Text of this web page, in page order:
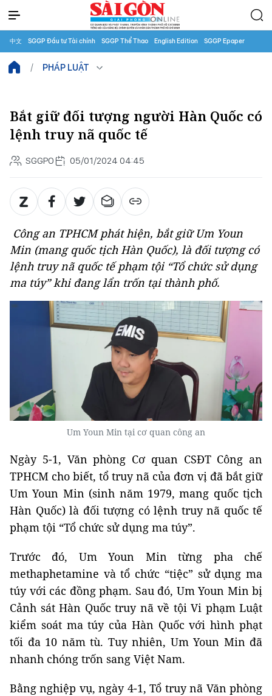
中文 SGGP Đầu tư Tài chính SGGP Thể Thao English Edition SGGP Epaper
PHÁP LUẬT
Bắt giữ đối tượng người Hàn Quốc có
lệnh truy nã quốc tế
SGGPO 05/01/2024 04:45
Công an TPHCM phát hiện, bắt giữ Um Youn
Min (mang quốc tịch Hàn Quốc), là đối tượng có
lệnh truy nã quốc tế phạm tội “Tổ chức sử dụng
ma túy” khi đang lẩn trốn tại thành phố.
Um Youn Min tại cơ quan công an
Ngày 5-1, Văn phòng Cơ quan CSĐT Công an
TPHCM cho biết, tổ truy nã của đơn vị đã bắt giữ
Um Youn Min (sinh năm 1979, mang quốc tịch
Hàn Quốc) là đối tượng có lệnh truy nã quốc tế
phạm tội “Tổ chức sử dụng ma túy”.
Trước đó, Um Youn Min từng pha chế
methaphetamine và tổ chức “tiệc” sử dụng ma
túy với các đồng phạm. Sau đó, Um Youn Min bị
Cảnh sát Hàn Quốc truy nã về tội Vi phạm Luật
kiểm soát ma túy của Hàn Quốc với hình phạt
tối đa 10 năm tù. Tuy nhiên, Um Youn Min đã
nhanh chóng trốn sang Việt Nam.
Bằng nghiệp vụ, ngày 4-1, Tổ truy nã Văn phòng